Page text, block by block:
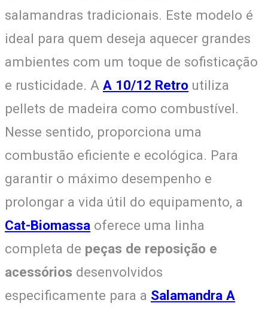
salamandras tradicionais. Este modelo é
ideal para quem deseja aquecer grandes
ambientes com um toque de sofisticação
e rusticidade. A A 10/12 Retro utiliza
pellets de madeira como combustível.
Nesse sentido, proporciona uma
combustão eficiente e ecológica. Para
garantir o máximo desempenho e
prolongar a vida útil do equipamento, a
Cat-Biomassa oferece uma linha
completa de peças de reposição e
acessórios desenvolvidos
especificamente para a Salamandra A